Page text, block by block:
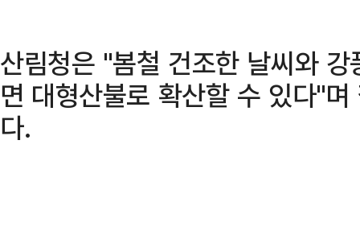
산림청은 "봄철 건조한 날씨와
면 대형산불로 확산할 수 있다"
다.